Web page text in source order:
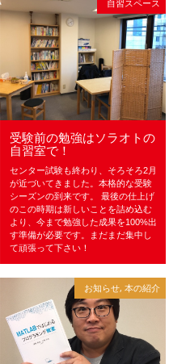
自習スペース
受験前の勉強はソラオトの
自習室で！
センター試験も終わり、そろそろ2月
が近づいてきました。本格的な受験
シーズンの到来です。 最後の仕上げ
のこの時期は新しいことを詰め込む
より、今まで勉強した成果を100%出
す準備が必要です。まだまだ集中し
て頑張って下さい！
お知らせ,本の紹介